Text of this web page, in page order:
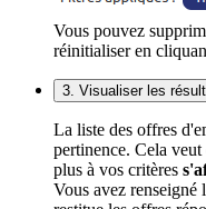
Vous pouvez
réinitialiser en
3. Visualiser les
La liste des offres
pertinence. Cela
plus à vos critères
Vous avez